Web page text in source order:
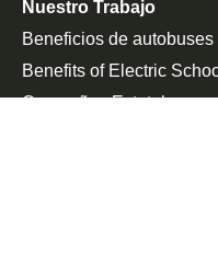
Nuestro Trabajo
Beneficios de
Benefits of Electric
Campañas Estatales